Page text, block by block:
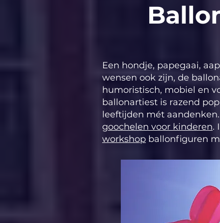
Een hondje, papegaai,
wensen ook zijn, de
humoristisch, mobiel en
ballonartiest is razend
leeftijden mét
goochelen voor kinderen.
workshop ballonfiguren